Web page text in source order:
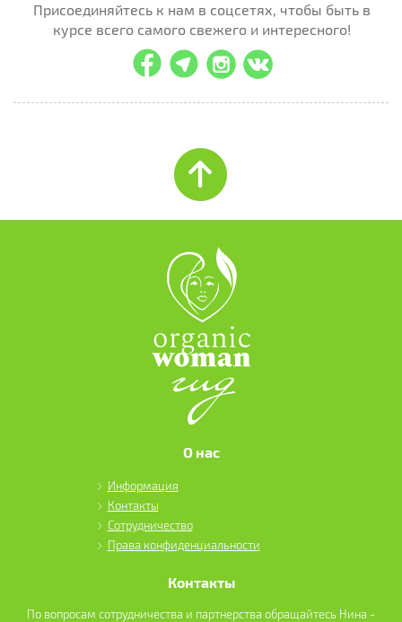
Присоединяйтесь к нам в соцсетях, чтобы быть в
курсе всего самого свежего и интересного!
О нас
Информация
Контакты
Сотрудничество
Права конфиденциальности
Контакты
По вопросам сотрудничества и партнерства обращайтесь Нина -